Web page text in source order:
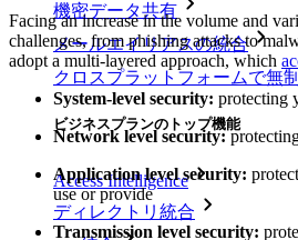
機密データ共有
メールエイリアスの統合
クロスプラットフォームで無
ビジネスプランのトップ機能
Access Intelligence
ディレクトリ統合
Facing an increase in the volume and
challenges, from phishing attacks to
adopt a multi-layered approach, which
System-level security: protecting
Network level security:
Application level security:
use or provide
Transmission level security: